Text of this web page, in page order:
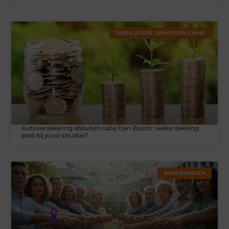
PARTICULIERE DIENSTVERLENING
Autoverzekering afsluiten nabij Den Bosch: welke dekking
past bij jouw situatie?
AANBIEDINGEN